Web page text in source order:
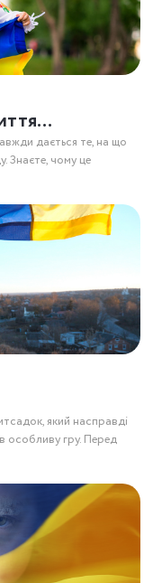
дається те, на що
Знаєте, чому це
який насправді
особливу гру. Перед